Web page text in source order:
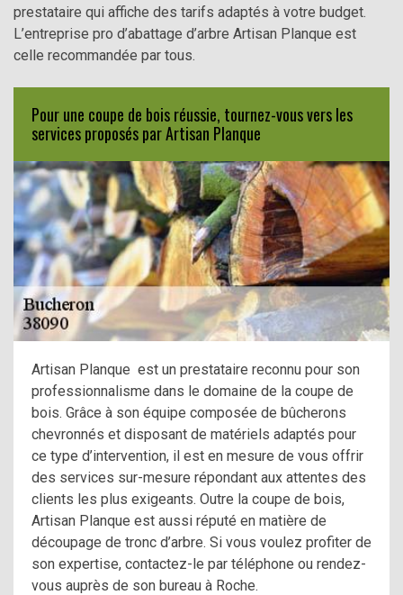
prestataire qui affiche des tarifs adaptés à votre budget.
L’entreprise pro d’abattage d’arbre Artisan Planque est
celle recommandée par tous.
Pour une coupe de bois réussie, tournez-vous vers les
services proposés par Artisan Planque
Artisan Planque est un prestataire reconnu pour son
professionnalisme dans le domaine de la coupe de
bois. Grâce à son équipe composée de bûcherons
chevronnés et disposant de matériels adaptés pour
ce type d’intervention, il est en mesure de vous offrir
des services sur-mesure répondant aux attentes des
clients les plus exigeants. Outre la coupe de bois,
Artisan Planque est aussi réputé en matière de
découpage de tronc d’arbre. Si vous voulez profiter de
son expertise, contactez-le par téléphone ou rendez-
vous auprès de son bureau à Roche.